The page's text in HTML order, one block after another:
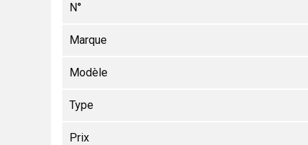
N°
Marque
Modèle
Type
Prix